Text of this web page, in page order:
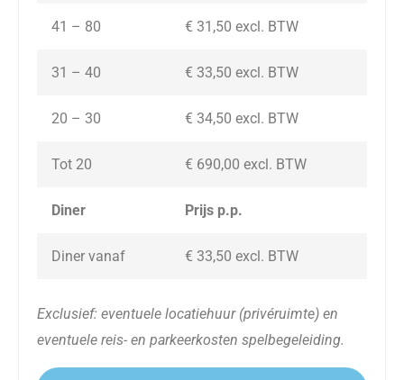
41 – 80 € 31,50 excl. BTW
31 – 40 € 33,50 excl. BTW
20 – 30 € 34,50 excl. BTW
Tot 20 € 690,00 excl. BTW
Diner Prijs p.p.
Diner vanaf € 33,50 excl. BTW
Exclusief: eventuele locatiehuur (privéruimte) en
eventuele reis- en parkeerkosten spelbegeleiding.